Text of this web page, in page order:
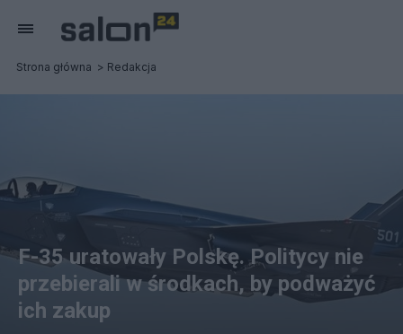
Strona główna Redakcja
F-35 uratowały Polskę. Politycy nie
przebierali w środkach, by podważyć
ich zakup